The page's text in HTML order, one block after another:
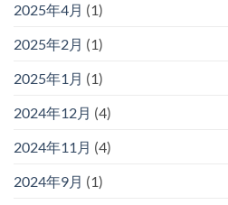
2025年4月 (1)
2025年2月 (1)
2025年1月 (1)
2024年12月 (4)
2024年11月 (4)
2024年9月 (1)